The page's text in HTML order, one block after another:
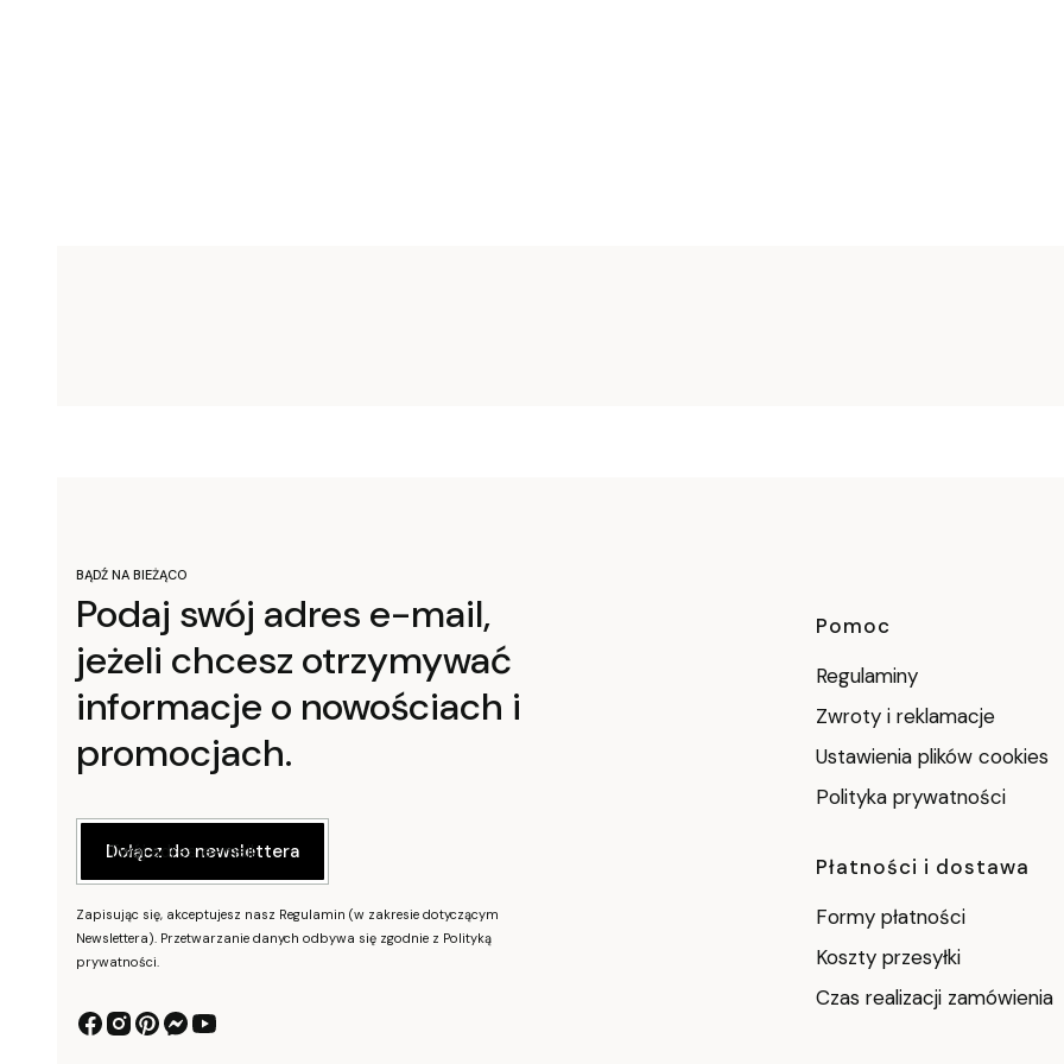
BĄDŹ NA BIEŻĄCO
Podaj swój adres e-mail,
jeżeli chcesz otrzymywać
informacje o nowościach i
promocjach.
Twój adres e-mail
Dołącz do newslettera
Zapisując się, akceptujesz nasz Regulamin (w zakresie dotyczącym
Newslettera). Przetwarzanie danych odbywa się zgodnie z Polityką
prywatności.
Linki w
Pomoc
Regulaminy
Zwroty i reklamacje
Ustawienia plików cookies
Polityka prywatności
Płatności i dostawa
Formy płatności
Koszty przesyłki
Czas realizacji zamówienia